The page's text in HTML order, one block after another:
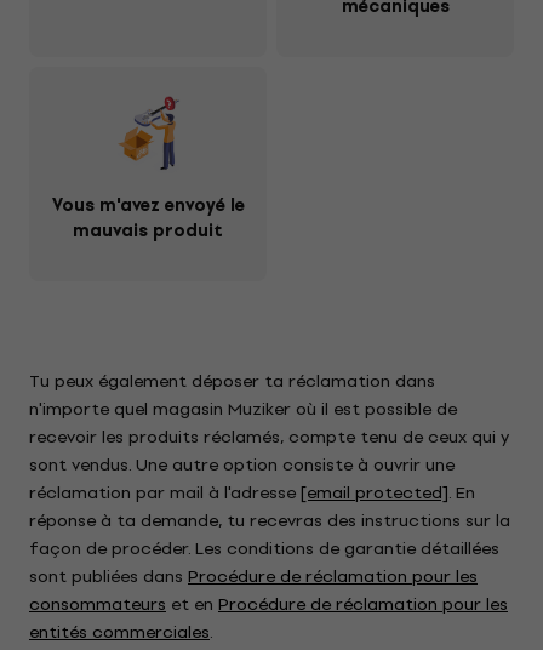
mécaniques
Vous m'avez envoyé le
mauvais produit
Tu peux également déposer ta réclamation dans
n'importe quel magasin Muziker où il est possible de
recevoir les produits réclamés, compte tenu de ceux qui y
sont vendus. Une autre option consiste à ouvrir une
réclamation par mail à l'adresse [email protected]. En
réponse à ta demande, tu recevras des instructions sur la
façon de procéder. Les conditions de garantie détaillées
sont publiées dans Procédure de réclamation pour les
consommateurs et en Procédure de réclamation pour les
entités commerciales.